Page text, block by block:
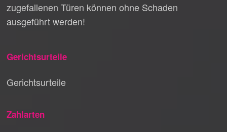
zugefallenen Türen können ohne Schaden
ausgeführt werden!
Gerichtsurteile
Gerichtsurteile
Zahlarten